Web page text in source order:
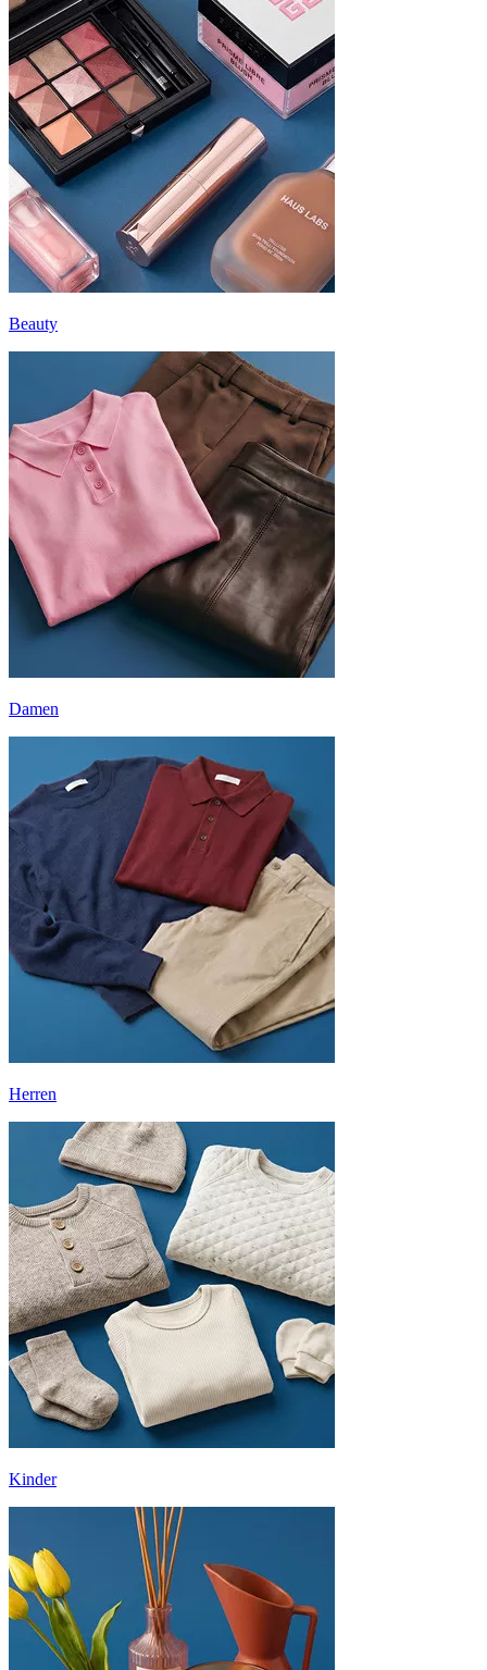
Beauty
Damen
Herren
Kinder